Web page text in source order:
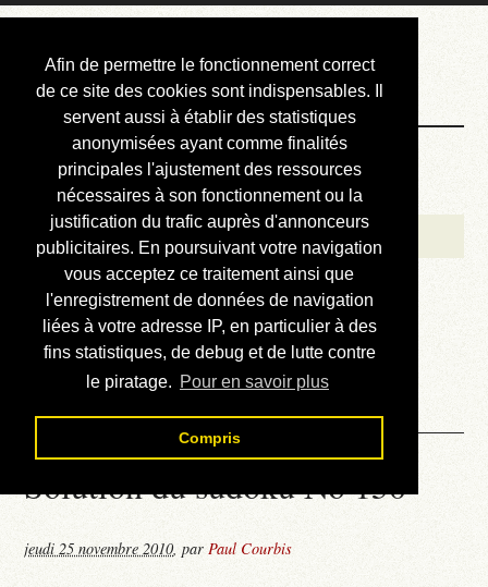
Afin de permettre le fonctionnement correct
de ce site des cookies sont indispensables. Il
servent aussi à établir des statistiques
anonymisées ayant comme finalités
principales l'ajustement des ressources
nécessaires à son fonctionnement ou la
justification du trafic auprès d'annonceurs
publicitaires. En poursuivant votre navigation
vous acceptez ce traitement ainsi que
l'enregistrement de données de navigation
liées à votre adresse IP, en particulier à des
fins statistiques, de debug et de lutte contre
le piratage. Pour en savoir plus
Compris
Courbis, « LE »
Blog Officiel
Bienvenue
Réalisations
Divers (et d’été)
Annonces
Liens externes
Téléchargement
Contact
Solution du sudoku No 150
jeudi 25 novembre 2010,parPaul Courbis